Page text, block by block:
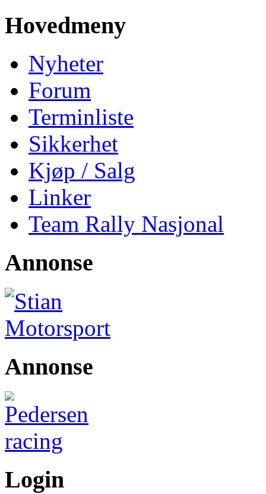
Hovedmeny
Nyheter
Forum
Terminliste
Sikkerhet
Kjøp / Salg
Linker
Team Rally Nasjonal
Annonse
Annonse
Login